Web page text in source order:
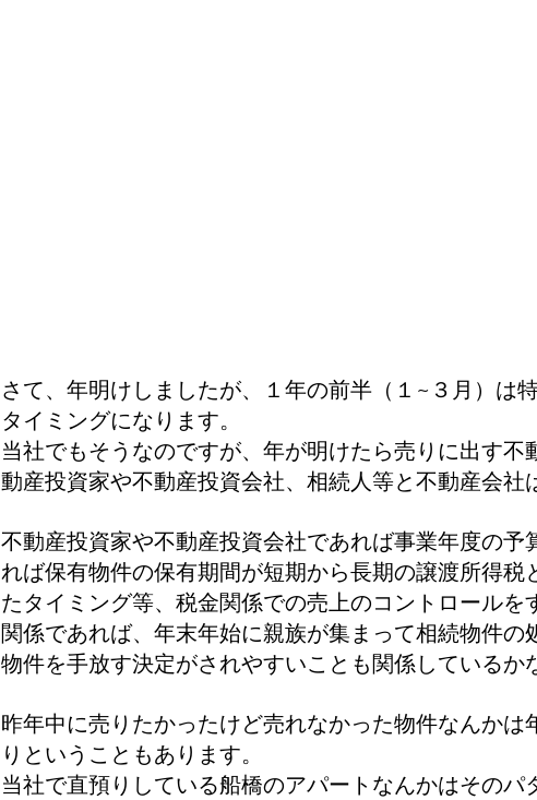
さて、年明けしましたが、１年の前半（１~３月）は
タイミングになります。
当社でもそうなのですが、年が明けたら売りに出す不
動産投資家や不動産投資会社、相続人等と不動産会社
不動産投資家や不動産投資会社であれば事業年度の予
れば保有物件の保有期間が短期から長期の譲渡所得税
たタイミング等、税金関係での売上のコントロールを
関係であれば、年末年始に親族が集まって相続物件の
物件を手放す決定がされやすいことも関係しているか
昨年中に売りたかったけど売れなかった物件なんかは
りということもあります。
当社で直預りしている船橋のアパートなんかはそのパ